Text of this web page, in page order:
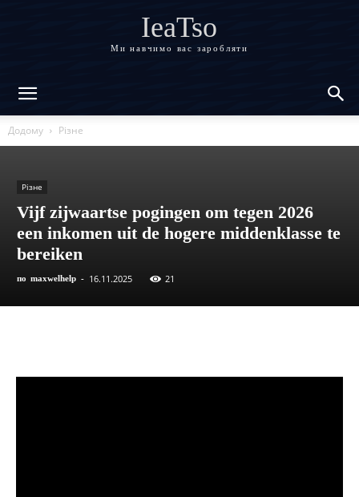
IeaTso
Ми навчимо вас заробляти
Додому Різне
Різне
Vijf zijwaartse pogingen om tegen 2026
een inkomen uit de hogere middenklasse te
bereiken
по maxwelhelp - 16.11.2025 21